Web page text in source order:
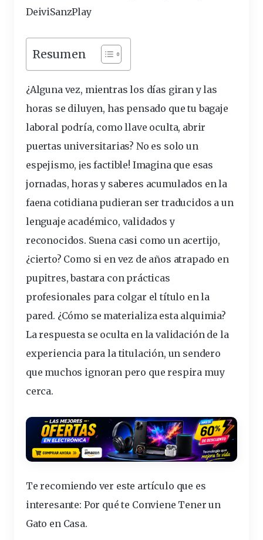
DeiviSanzPlay
Resumen
¿Alguna vez, mientras los días giran y las
horas se diluyen, has pensado que tu bagaje
laboralpodría, como llave oculta, abrir
puertas universitarias? No es solo un
espejismo, ¡es factible! Imagina que esas
jornadas, horas y saberes acumulados en la
faena cotidiana pudieran ser traducidos a un
lenguaje académico, validados y
reconocidos. Suena casi como un acertijo,
¿cierto? Como si en vez de años atrapado en
pupitres, bastara con prácticas
profesionales para colgar eltítulo en la
pared. ¿Cómo se materializa esta alquimia?
La respuesta se oculta en lavalidaciónde la
experiencia para la titulación, un sendero
que muchos ignoran pero que respira muy
cerca.
Te recomiendo ver este artículo que es
interesante: Por qué te Conviene Tener un
Gato en Casa.